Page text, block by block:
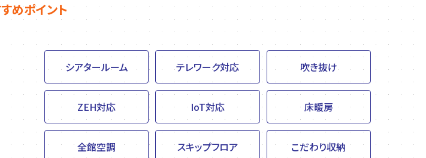
めポイント
シアタールーム テレワーク対応 吹き抜け
ZEH対応 IoT対応 床暖房
全館空調 スキップフロア こだわり収納